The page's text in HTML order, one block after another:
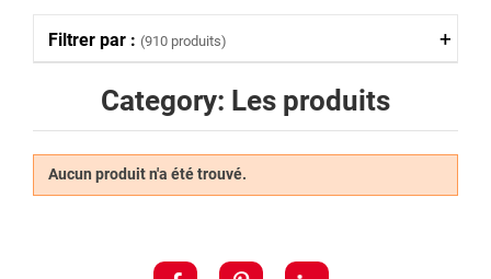
Category: Les produits
Aucun produit n'a été trouvé.
Filtrer par : (910 produits)